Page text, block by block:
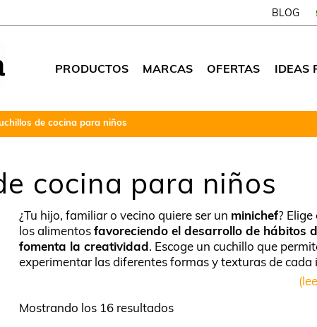
BLOG
PRODUCTOS MARCAS OFERTAS IDEAS
de cocina para niños
cocina para niños
¿Tu hijo, familiar o vecino quiere ser un minichef?
los alimentosfavoreciendo el desarrollo de hábitos
fomenta la creatividad. Escoge un cuchillo que
experimentar las diferentes formas y texturas de cada
Mostrando los 16 resultados